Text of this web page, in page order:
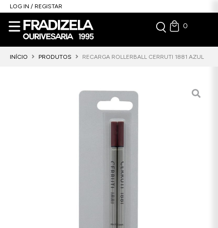
LOG IN / REGISTAR
0
INÍCIO PRODUTOS RECARGA ROLLERBALL CERRUTI 1881 AZUL